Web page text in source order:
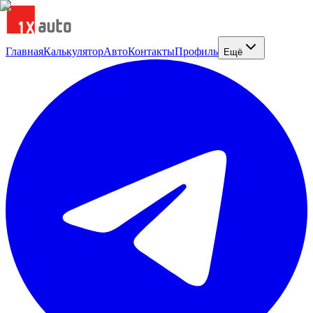
ГлавнаяКалькуляторАвтоКонтактыПрофиль Ещё